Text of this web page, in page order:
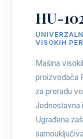
HU-
VISOKIH
Mašina
proizvođača
za preradu
Jednostavna
Ugrađena